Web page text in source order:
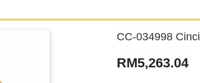
CC-034998
RM5,263.04